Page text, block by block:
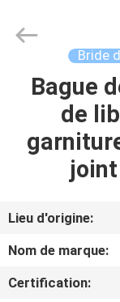
MAISON
À
PROPOS
WOODOO
TRADE
Reserved.
Bride
Bague
de
Lieu d'origine:
Nom de marque:
Certification: